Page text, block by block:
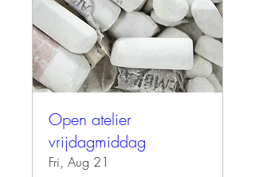
Open atelier
vrijdagmiddag
Fri, Aug 21